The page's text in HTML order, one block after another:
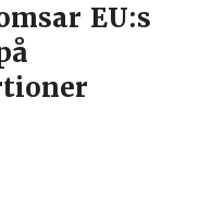
EU:s